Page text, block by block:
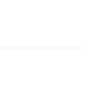
Google news
в Viber
в LinkedIn